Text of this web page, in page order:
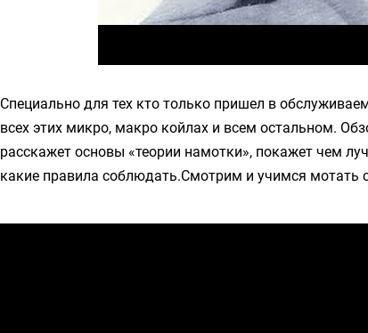
Специально для тех кто только пришел в
всех этих микро, макро койлах и всем остальном.
расскажет основы «теории намотки», покажет чем
какие правила соблюдать.Смотрим и учимся мотать